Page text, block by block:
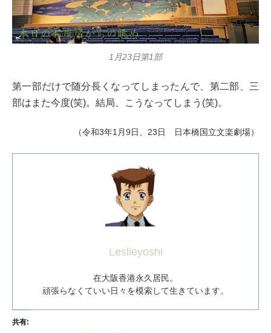
1月23日第1部
第一部だけで随分長くなってしまったんで、第二部、三
部はまた今度(笑)。結局、こうなってしまう(笑)。
（令和3年1月9日、23日 日本橋国立文楽劇場）
Leslieyoshi
在大阪香港永久居民。
頑張らなくていい日々を模索して生きています。
共有: